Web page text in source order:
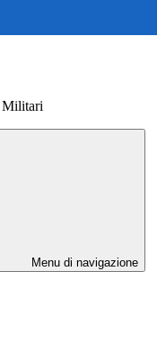
Militari
Menu di navigazione